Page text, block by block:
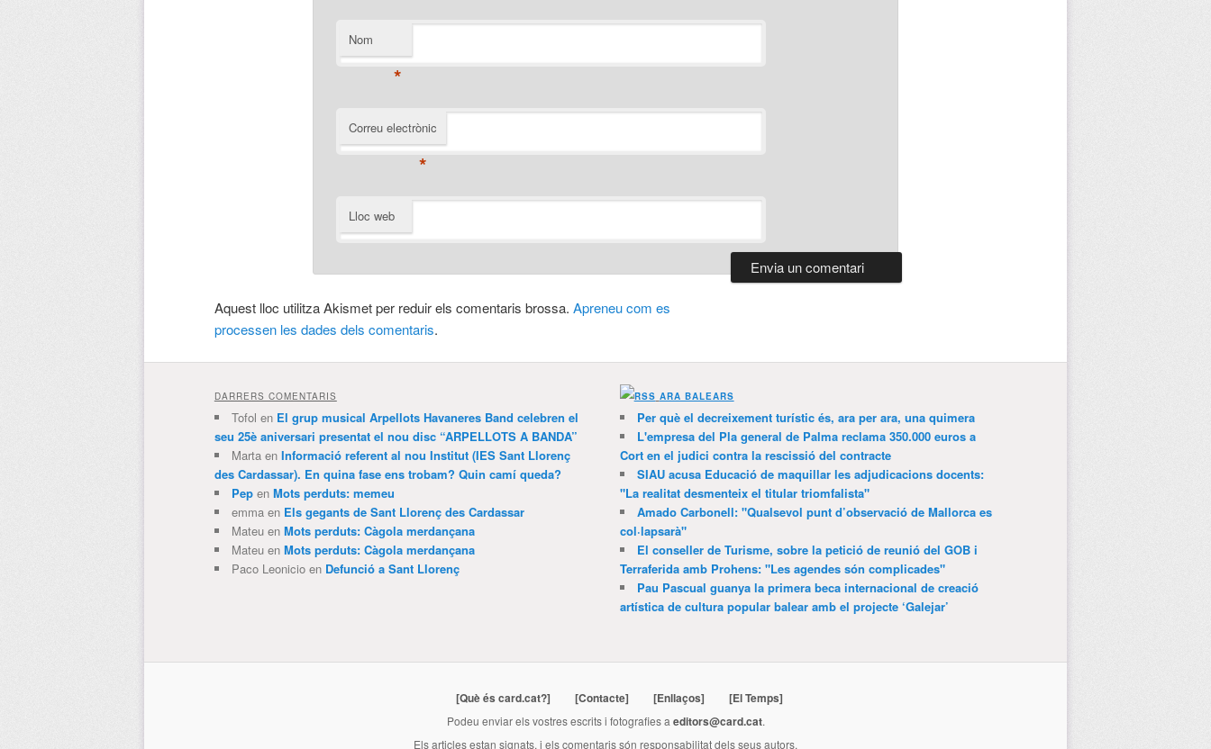
Nom
*
Correu electrònic
*
Lloc web
Aquest lloc utilitza Akismet per reduir els comentaris brossa. Apreneu com es
processen les dades dels comentaris.
DARRERS COMENTARIS
Tofol en El grup musical Arpellots Havaneres Band celebren el
seu 25è aniversari presentat el nou disc “ARPELLOTS A BANDA”
Martaen Informació referent al nou Institut (IES Sant Llorenç
des Cardassar). En quina fase ens trobam? Quin camí queda?
Pepen Mots perduts: memeu
emmaen Els gegants de Sant Llorenç des Cardassar
Mateuen Mots perduts: Càgola merdançana
Mateuen Mots perduts: Càgola merdançana
Paco Leonicioen Defunció a Sant Llorenç
ARA BALEARS
Per què el decreixement turístic és, ara per ara, una quimera
L'empresa del Pla general de Palma reclama 350.000 euros a
Cort en el judici contra la rescissió del contracte
SIAU acusa Educació de maquillar les adjudicacions docents:
"La realitat desmenteix el titular triomfalista"
Amado Carbonell: "Qualsevol punt d’observació de Mallorca es
col·lapsarà"
El conseller de Turisme, sobre la petició de reunió del GOB i
Terraferida amb Prohens: "Les agendes són complicades"
Pau Pascual guanya la primera beca internacional de creació
artística de cultura popular balear amb el projecte ‘Galejar’
[Què és card.cat?] [Contacte] [Enllaços] [El Temps]
Podeu enviar els vostres escrits i fotografies aeditors@card.cat.
Els articles estan signats, i els comentaris són responsabilitat dels seus autors.